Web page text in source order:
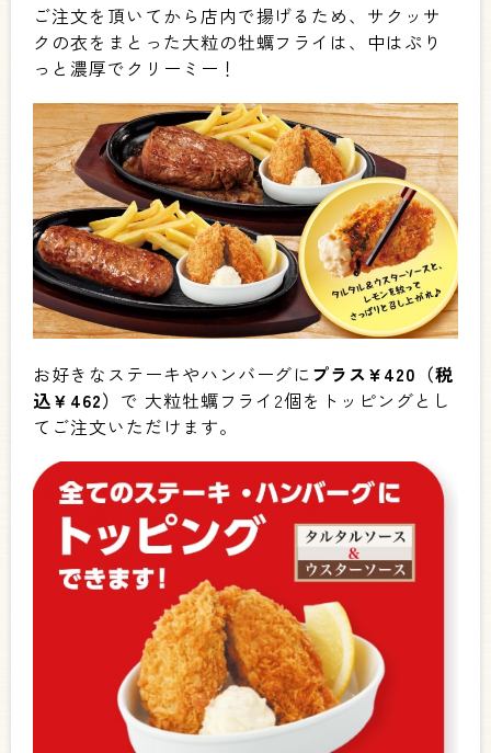
ご注文を頂いてから店内で揚げるため、サクッサ
クの衣をまとった大粒の牡蠣フライは、中はぷり
っと濃厚でクリーミー！
お好きなステーキやハンバーグにプラス¥420（税
込￥462） で 大粒牡蠣フライ2個をトッピングとし
てご注文いただけます。